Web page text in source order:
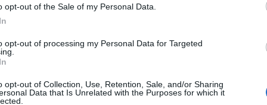
opt-out of the Sale of my Personal Data.
opt-out of processing my Personal Data for Targeted
opt-out of Collection, Use, Retention, Sale, and/or Sharing
Data that Is Unrelated with the Purposes for which it
reforzar la masa capilar, aportar brillo, luminosidad y
al pelo, entre otros beneficios. La combinación de
productos ayuda a conseguir un pelo saludable y lleno